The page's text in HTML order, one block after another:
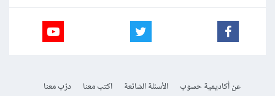
عن أكاديمية حسوب الأسئلة الشائعة اكتب معنا
درّب معنا